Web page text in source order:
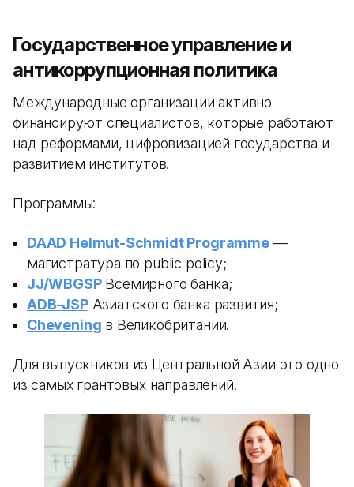
Государственное управление и
антикоррупционная политика
Международные организации активно
финансируют специалистов, которые работают
над реформами, цифровизацией государства и
развитием институтов.
Программы:
DAAD Helmut-Schmidt Programme—
магистратура по public policy;
JJ/WBGSP Всемирного банка;
ADB-JSPАзиатского банка развития;
Chevening в Великобритании.
Для выпускников из Центральной Азии это одно
из самых грантовых направлений.